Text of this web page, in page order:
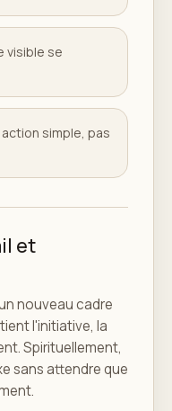
visible se
simple, pas
et
nouveau cadre
l'initiative, la
Spirituellement,
sans attendre que